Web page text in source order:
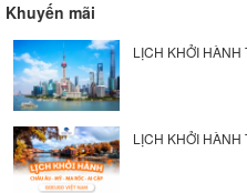
Khuyến mãi
LỊCH KHỞI HÀNH
LỊCH KHỞI HÀNH